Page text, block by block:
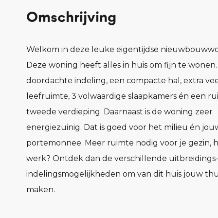
Omschrijving
Welkom in deze leuke eigentijdse
Deze woning heeft alles in huis om fijn te wonen.
doordachte indeling, een compacte hal, extra
leefruimte, 3 volwaardige slaapkamers én een
tweede verdieping. Daarnaast is de woning zeer
energiezuinig. Dat is goed voor het milieu én
portemonnee. Meer ruimte nodig voor je gezin,
werk? Ontdek dan de verschillende
indelingsmogelijkheden om van dit huis jouw
maken.